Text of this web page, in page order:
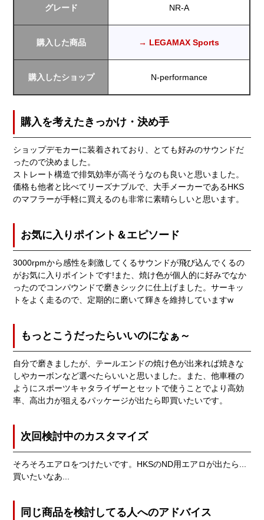
グレード NR-A
購入した商品 → LEGAMAX Sports
購入したショップ N-performance
購入を考えたきっかけ・決め手
ショップデモカーに装着されており、とても好みのサウンドだ
ったので決めました。
ストレート構造で排気効率が高そうなのも良いと思いました。
価格も他者と比べてリーズナブルで、大手メーカーであるHKS
のマフラーが手軽に買えるのも非常に素晴らしいと思います。
お気に入りポイント＆エピソード
3000rpmから感性を刺激してくるサウンドが飛び込んでくるの
がお気に入りポイントです!また、焼け色が個人的に好みでなか
ったのでコンパウンドで磨きシックに仕上げました。サーキッ
トをよく走るので、定期的に磨いて輝きを維持していますw
もっとこうだったらいいのになぁ～
自分で磨きましたが、テールエンドの焼け色が出来れば焼きな
しやカーボンなど選べたらいいと思いました。また、他車種の
ようにスポーツキャタライザーとセットで使うことでより高効
率、高出力が狙えるパッケージが出たら即買いたいです。
次回検討中のカスタマイズ
そろそろエアロをつけたいです。HKSのND用エアロが出たら...
買いたいなあ...
同じ商品を検討してる人へのアドバイス